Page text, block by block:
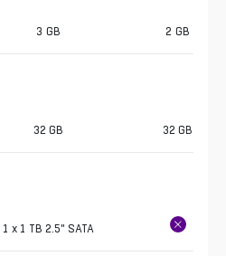
3 GB 2 GB
32 GB 32 GB
1 x 1 TB 2.5" SATA